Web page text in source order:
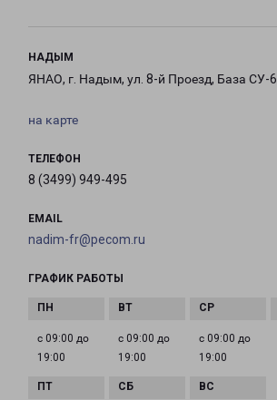
НАДЫМ
ЯНАО, г. Надым, ул. 8-й Проезд, База СУ-6
на карте
ТЕЛЕФОН
8 (3499) 949-495
EMAIL
nadim-fr@pecom.ru
ГРАФИК РАБОТЫ
с 09:00 до
19:00
с 09:00 до
19:00
с 09:00 до
19:00